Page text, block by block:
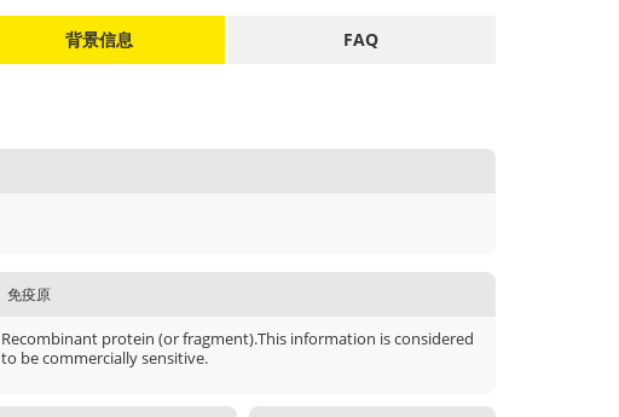
背景信息 FAQ
免疫原
Recombinant protein (or fragment).This information is considered
to be commercially sensitive.